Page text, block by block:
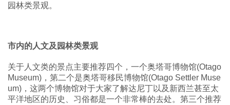
园林类景观。
市内的人文及园林类景观
关于人文类的景点主要推荐四个，一个奥塔哥博物馆(Otago
Museum)，第二个是奥塔哥移民博物馆(Otago Settler Muse
um)，这两个博物馆对于大家了解达尼丁以及新西兰甚至太
平洋地区的历史、习俗都是一个非常棒的去处。第三个推荐